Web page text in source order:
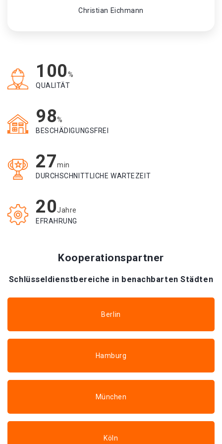
Christian Eichmann
100%
QUALITÄT
98%
BESCHÄDIGUNGSFREI
27min
DURCHSCHNITTLICHE WARTEZEIT
20Jahre
EFRAHRUNG
Kooperationspartner
Schlüsseldienstbereiche in benachbarten Städten
Berlin
Hamburg
München
Köln